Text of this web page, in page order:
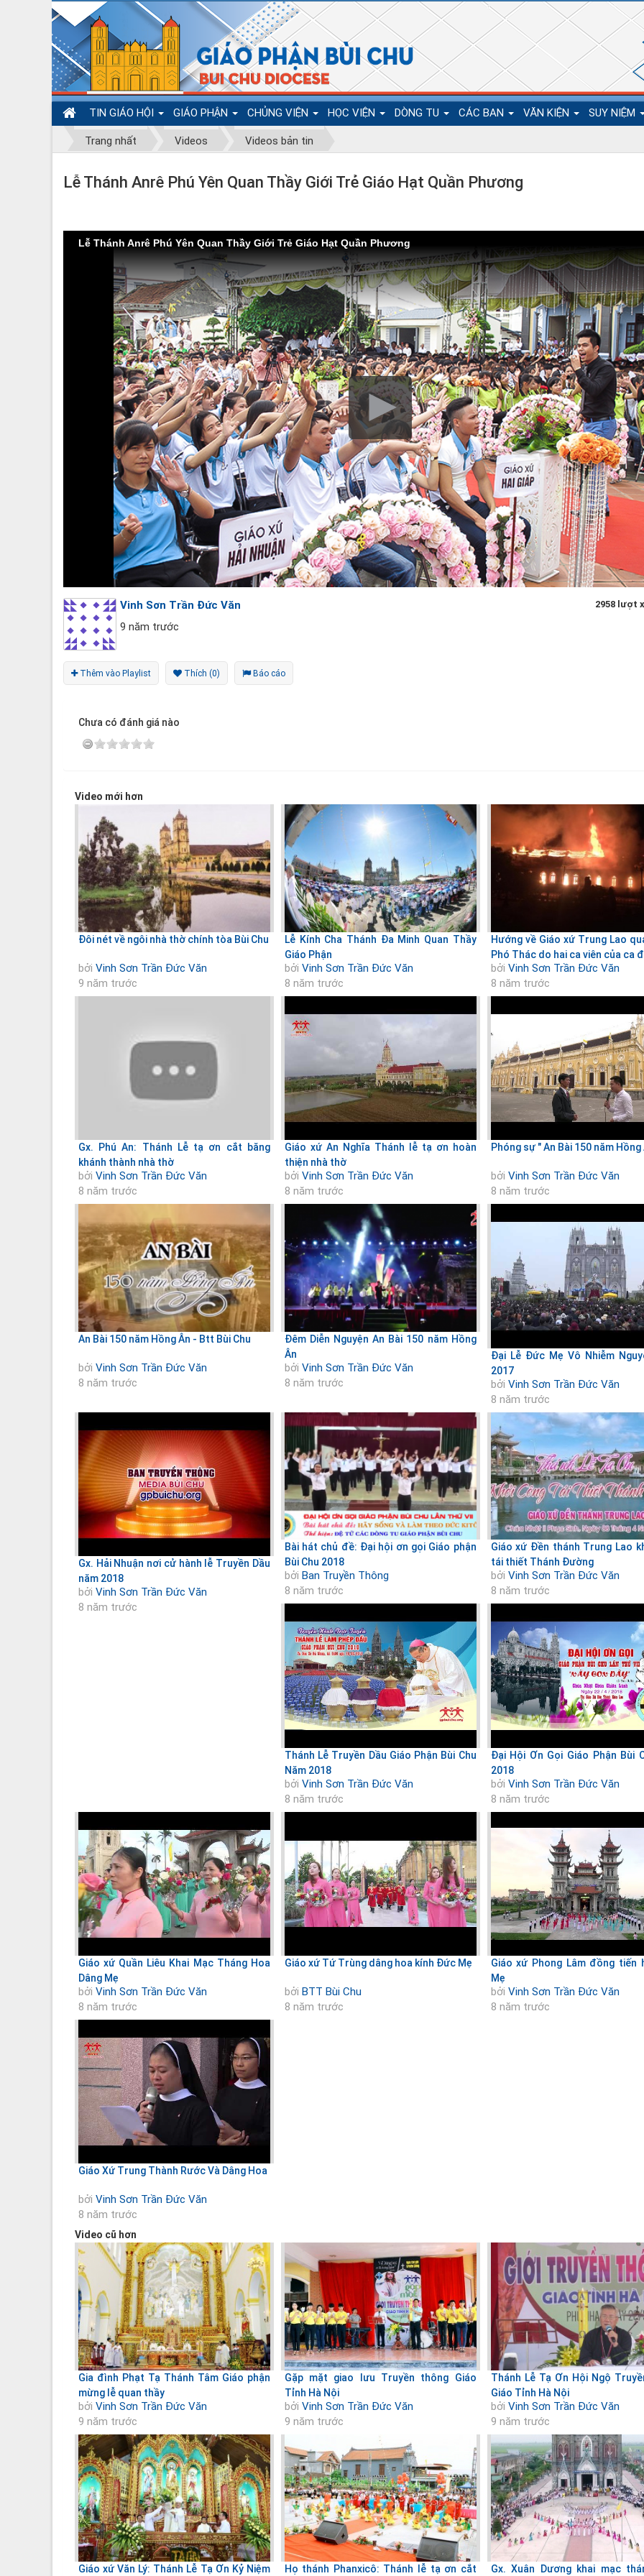
TIN GIÁO HỘI GIÁO PHẬN CHỦNG VIỆN HỌC VIỆN DÒNG TU CÁC BAN VĂN KIỆN SUY NIỆM
Trang nhất Videos Videos bản tin
Lễ Thánh Anrê Phú Yên Quan Thầy Giới Trẻ Giáo Hạt Quần Phương
Lễ Thánh Anrê Phú Yên Quan Thầy Giới Trẻ Giáo Hạt Quần Phương
Vinh Sơn Trần Đức Văn
9 năm trước
2958 lượt
Thêm vào Playlist Thích (0) Báo cáo
Chưa có đánh giá nào
Video mới hơn
Đôi nét về ngôi nhà thờ chính tòa Bùi Chu
bởi Vinh Sơn Trần Đức Văn
9 năm trước
Lễ Kính Cha Thánh Đa Minh Quan Thầy
Giáo Phận
bởi Vinh Sơn Trần Đức Văn
8 năm trước
Hướng về Giáo xứ Trung Lao
Phó Thác do hai ca viên của ca
bởi Vinh Sơn Trần Đức Văn
8 năm trước
Gx. Phú An: Thánh Lễ tạ ơn cắt băng
khánh thành nhà thờ
bởi Vinh Sơn Trần Đức Văn
8 năm trước
Giáo xứ An Nghĩa Thánh lễ tạ ơn hoàn
thiện nhà thờ
bởi Vinh Sơn Trần Đức Văn
8 năm trước
Phóng sự " An Bài 150 năm Hồng
bởi Vinh Sơn Trần Đức Văn
8 năm trước
An Bài 150 năm Hồng Ân - Btt Bùi Chu
bởi Vinh Sơn Trần Đức Văn
8 năm trước
Đêm Diễn Nguyện An Bài 150 năm Hồng
Ân
bởi Vinh Sơn Trần Đức Văn
8 năm trước
Đại Lễ Đức Mẹ Vô Nhiễm
2017
bởi Vinh Sơn Trần Đức Văn
8 năm trước
Gx. Hải Nhuận nơi cử hành lễ Truyền Dầu
năm 2018
bởi Vinh Sơn Trần Đức Văn
8 năm trước
Bài hát chủ đề: Đại hội ơn gọi Giáo phận
Bùi Chu 2018
bởi Ban Truyền Thông
8 năm trước
Giáo xứ Đền thánh Trung Lao
tái thiết Thánh Đường
bởi Vinh Sơn Trần Đức Văn
8 năm trước
Thánh Lễ Truyền Dầu Giáo Phận Bùi Chu
Năm 2018
bởi Vinh Sơn Trần Đức Văn
8 năm trước
Đại Hội Ơn Gọi Giáo Phận Bùi
2018
bởi Vinh Sơn Trần Đức Văn
8 năm trước
Giáo xứ Quần Liêu Khai Mạc Tháng Hoa
Dâng Mẹ
bởi Vinh Sơn Trần Đức Văn
8 năm trước
Giáo xứ Tứ Trùng dâng hoa kính Đức Mẹ
bởi BTT Bùi Chu
8 năm trước
Giáo xứ Phong Lâm đồng tiến
Mẹ
bởi Vinh Sơn Trần Đức Văn
8 năm trước
Giáo Xứ Trung Thành Rước Và Dâng Hoa
bởi Vinh Sơn Trần Đức Văn
8 năm trước
Video cũ hơn
Gia đình Phạt Tạ Thánh Tâm Giáo phận
mừng lễ quan thầy
bởi Vinh Sơn Trần Đức Văn
9 năm trước
Gặp mặt giao lưu Truyền thông Giáo
Tỉnh Hà Nội
bởi Vinh Sơn Trần Đức Văn
9 năm trước
Thánh Lễ Tạ Ơn Hội Ngộ
Giáo Tỉnh Hà Nội
bởi Vinh Sơn Trần Đức Văn
9 năm trước
Giáo xứ Văn Lý: Thánh Lễ Tạ Ơn Kỷ Niệm Họ thánh Phanxicô: Thánh lễ tạ ơn cắt Gx. Xuân Dương khai mạc